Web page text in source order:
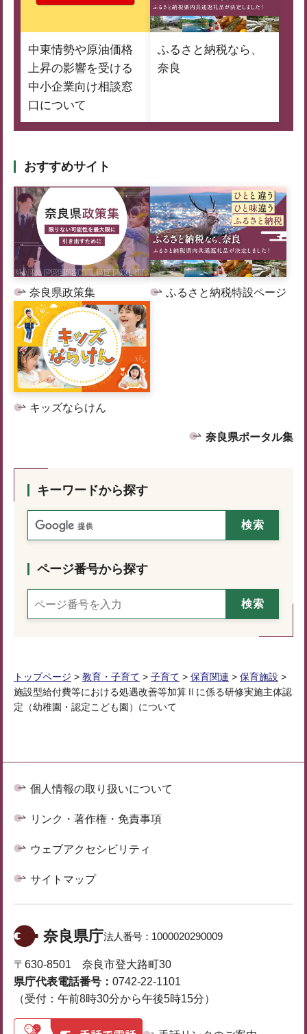
中東情勢や原油価格
上昇の影響を受ける
中小企業向け相談窓
口について
ふるさと納税なら、
奈良
おすすめサイト
奈良県政策集 ふるさと納税特設ページ
キッズならけん
奈良県ポータル集
キーワードから探す
ページ番号から探す
トップページ > 教育・子育て > 子育て > 保育関連 > 保育施設 >
施設型給付費等における処遇改善等加算Ⅱに係る研修実施主体認
定（幼稚園・認定こども園）について
個人情報の取り扱いについて
リンク・著作権・免責事項
ウェブアクセシビリティ
サイトマップ
奈良県庁法人番号： 1000020290009
〒630-8501 奈良市登大路町30
県庁代表電話番号： 0742-22-1101
（受付：午前8時30分から午後5時15分）